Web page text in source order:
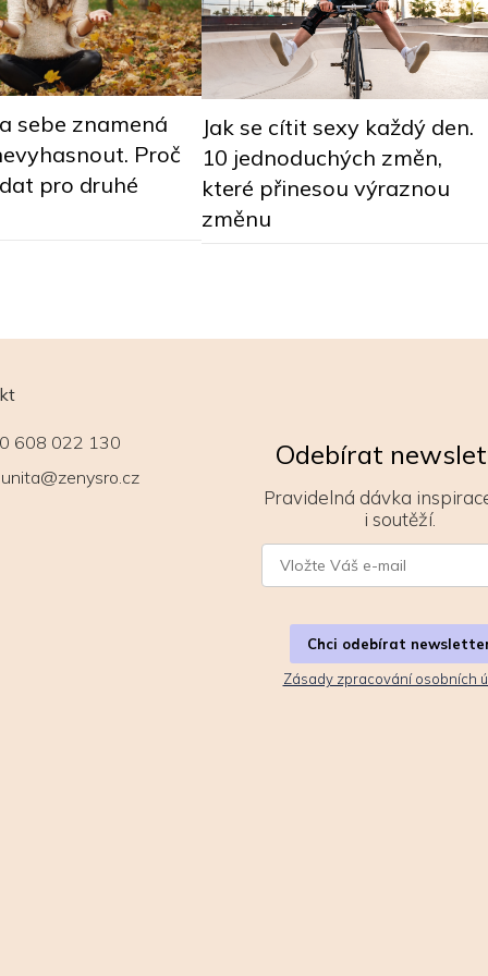
sebe znamená
Proč
pro druhé
Jak se cítit sexy každý den.
10 jednoduchých změn,
které přinesou výraznou
změnu
608 022 130
Odebírat
Pravidelná dávka
i soutěží.
Chci odebírat
Zásady zpracování osobních